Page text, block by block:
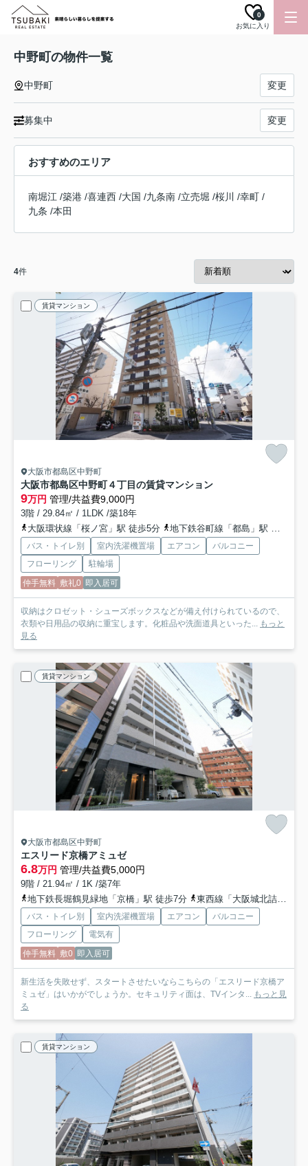
お気に入り
0
中野町の物件一覧
中野町 変更
募集中 変更
おすすめのエリア
南堀江 /築港 /喜連西 /大国 /九条南 /立売堀 /桜川 /幸町 /
九条 /本田
4件
賃貸マンション
大阪市都島区中野町
大阪市都島区中野町４丁目の賃貸マンション
9万円 管理/共益費9,000円
3階 / 29.84㎡ / 1LDK /築18年
大阪環状線「桜ノ宮」駅 徒歩5分
地下鉄谷町線「都島」駅 徒歩12分
バス・トイレ別 室内洗濯機置場 エアコン
バルコニー
フローリング
駐輪場
仲手無料 敷礼0 即入居可
収納はクロゼット・シューズボックスなどが備え付けられているので、
衣類や日用品の収納に重宝します。化粧品や洗面道具といった... もっと
見る
賃貸マンション
大阪市都島区中野町
エスリード京橋アミュゼ
6.8万円 管理/共益費5,000円
9階 / 21.94㎡ / 1K /築7年
地下鉄長堀鶴見緑地「京橋」駅 徒歩7分
東西線「大阪城北詰」駅 徒歩7分
バス・トイレ別 室内洗濯機置場 エアコン
バルコニー
フローリング
電気有
仲手無料 敷0 即入居可
新生活を失敗せず、スタートさせたいならこちらの「エスリード京橋ア
ミュゼ」はいかがでしょうか。セキュリティ面は、TVインタ... もっと見
る
賃貸マンション